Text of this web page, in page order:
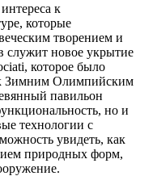
к
которые
творением и
служит новое укрытие
которое было
к Зимним Олимпийским
павильон
но и
технологии с
увидеть, как
природных форм,